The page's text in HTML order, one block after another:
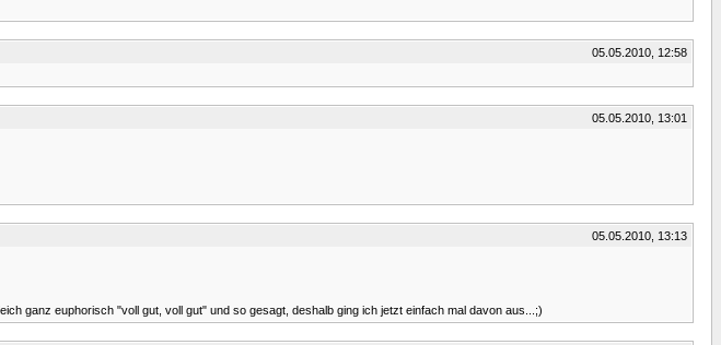
05.05.2010, 12:58
05.05.2010, 13:01
05.05.2010, 13:13
ganz euphorisch "voll gut, voll gut" und so gesagt, deshalb ging ich jetzt einfach mal davon aus...;)